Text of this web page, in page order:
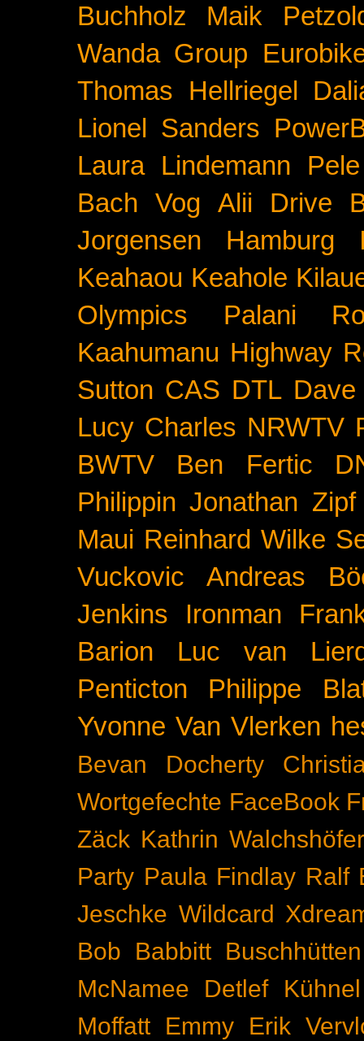
Buchholz
Maik
Wanda Group
Thomas Hellriegel
Lionel Sanders
Laura Lindemann
Pele
Bach Vog Alii Drive
Jorgensen
Hamburg
Keahaou Keahole
Olympics
Palani
Kaahumanu Highway
Sutton CAS DTL
Lucy Charles NRWTV
BWTV
Ben Fertic
Philippin Jonathan Zipf
Maui Reinhard Wilke
Vuckovic
Andreas
Jenkins
Ironman
Barion
Luc van
Penticton
Philippe
Yvonne Van Vlerken
Bevan Docherty
Wortgefechte FaceBook
Zäck Kathrin Walchshöfer
Party Paula Findlay Ralf
Jeschke Wildcard
Bob Babbitt Buschhütten
McNamee
Detlef Kühnel
Moffatt
Emmy
Erik